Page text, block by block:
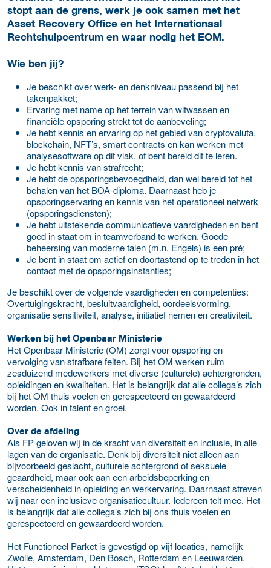
stopt aan de grens, werk je ook samen met het
Asset Recovery Office en het Internationaal
Rechtshulpcentrum en waar nodig het EOM.
Wie ben jij?
Je beschikt over werk- en denkniveau passend bij het
takenpakket;
Ervaring met name op het terrein van witwassen en
financiële opsporing strekt tot de aanbeveling;
Je hebt kennis en ervaring op het gebied van cryptovaluta,
blockchain, NFT’s, smart contracts en kan werken met
analysesoftware op dit vlak, of bent bereid dit te leren.
Je hebt kennis van strafrecht;
Je hebt de opsporingsbevoegdheid, dan wel bereid tot het
behalen van het BOA-diploma. Daarnaast heb je
opsporingservaring en kennis van het operationeel netwerk
(opsporingsdiensten);
Je hebt uitstekende communicatieve vaardigheden en bent
goed in staat om in teamverband te werken. Goede
beheersing van moderne talen (m.n. Engels) is een pré;
Je bent in staat om actief en doortastend op te treden in het
contact met de opsporingsinstanties;
Je beschikt over de volgende vaardigheden en competenties:
Overtuigingskracht, besluitvaardigheid, oordeelsvorming,
organisatie sensitiviteit, analyse, initiatief nemen en creativiteit.
Werken bij het Openbaar Ministerie
Het Openbaar Ministerie (OM) zorgt voor opsporing en
vervolging van strafbare feiten. Bij het OM werken ruim
zesduizend medewerkers met diverse (culturele) achtergronden,
opleidingen en kwaliteiten. Het is belangrijk dat alle collega’s zich
bij het OM thuis voelen en gerespecteerd en gewaardeerd
worden. Ook in talent en groei.
Over de afdeling
Als FP geloven wij in de kracht van diversiteit en inclusie, in alle
lagen van de organisatie. Denk bij diversiteit niet alleen aan
bijvoorbeeld geslacht, culturele achtergrond of seksuele
geaardheid, maar ook aan een arbeidsbeperking en
verscheidenheid in opleiding en werkervaring. Daarnaast streven
wij naar een inclusieve organisatiecultuur. Iedereen telt mee. Het
is belangrijk dat alle collega’s zich bij ons thuis voelen en
gerespecteerd en gewaardeerd worden.
Het Functioneel Parket is gevestigd op vijf locaties, namelijk
Zwolle, Amsterdam, Den Bosch, Rotterdam en Leeuwarden.